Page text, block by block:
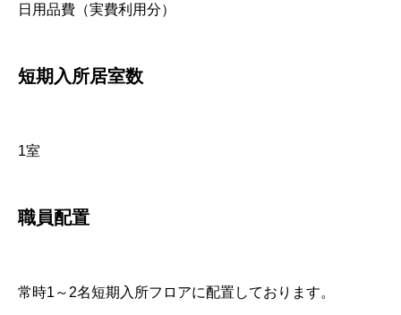
日用品費（実費利用分）
短期入所居室数
1室
職員配置
常時1～2名短期入所フロアに配置しております。